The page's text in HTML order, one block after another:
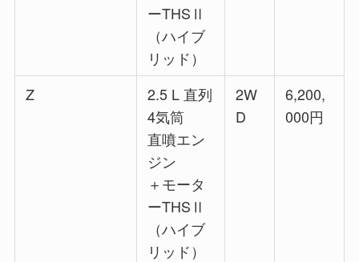
ーTHSⅡ
（ハイブ
リッド）
Z
2.5 L 直列
4気筒
直噴エン
ジン
＋モータ
ーTHSⅡ
（ハイブ
リッド）
2W
D
6,200,
000円